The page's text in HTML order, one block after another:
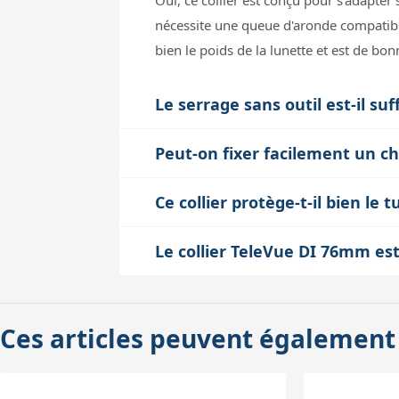
nécessite une queue d'aronde
bien le poids de la lunette et est de
Le serrage sans outil est-il
peut entraîner des vibrations, donc il
Peut-on fixer facilement un
StarBeam ou le support PiggyCam.
externes.
Ce collier protège-t-il bien le
du revêtement extérieur de la
Le collier TeleVue DI 76mm
ou une mauvaise répartition du poids,
Ces articles peuvent